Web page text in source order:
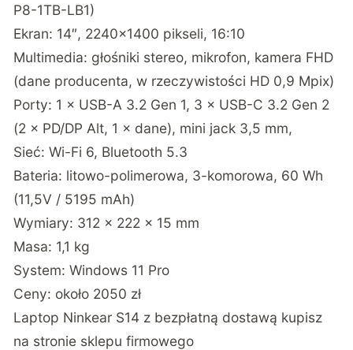
P8-1TB-LB1)
Ekran: 14″, 2240×1400 pikseli, 16:10
Multimedia: głośniki stereo, mikrofon, kamera FHD
(dane producenta, w rzeczywistości HD 0,9 Mpix)
Porty: 1 × USB-A 3.2 Gen 1, 3 × USB-C 3.2 Gen 2
(2 × PD/DP Alt, 1 × dane), mini jack 3,5 mm,
Sieć: Wi-Fi 6, Bluetooth 5.3
Bateria: litowo-polimerowa, 3-komorowa, 60 Wh
(11,5V / 5195 mAh)
Wymiary: 312 × 222 × 15 mm
Masa: 1,1 kg
System: Windows 11 Pro
Ceny: około 2050 zł
Laptop Ninkear S14 z bezpłatną dostawą kupisz
na stronie sklepu firmowego